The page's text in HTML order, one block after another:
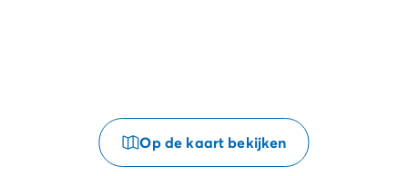
Op de kaart bekijken